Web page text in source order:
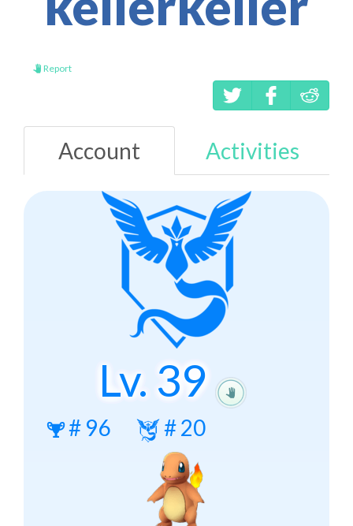
Report
Account Activities
Lv. 39
# 96 #20